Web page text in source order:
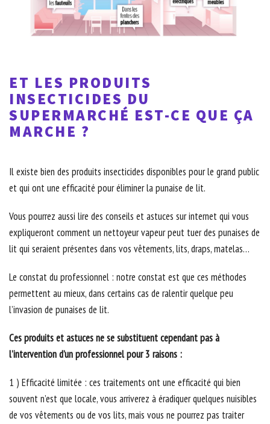
ET LES PRODUITS
INSECTICIDES DU
SUPERMARCHÉ EST-CE QUE ÇA
MARCHE ?
Il existe bien des produits insecticides disponibles pour le grand public
et qui ont une efficacité pour éliminer la punaise de lit.
Vous pourrez aussi lire des conseils et astuces sur internet qui vous
expliqueront comment un nettoyeur vapeur peut tuer des punaises de
lit qui seraient présentes dans vos vêtements, lits, draps, matelas…
Le constat du professionnel : notre constat est que ces méthodes
permettent au mieux, dans certains cas de ralentir quelque peu
l’invasion de punaises de lit.
Ces produits et astuces ne se substituent cependant pas à
l’intervention d’un professionnel pour 3 raisons :
1 ) Efficacité limitée : ces traitements ont une efficacité qui bien
souvent n’est que locale, vous arriverez à éradiquer quelques nuisibles
de vos vêtements ou de vos lits, mais vous ne pourrez pas traiter